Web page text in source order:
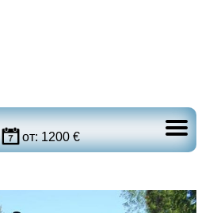
от: 1200 €